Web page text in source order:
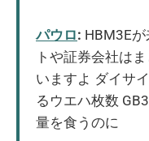
パウロ: HBM3E
トや証券会社は
いますよ ダイサ
るウエハ枚数
量を食うのに